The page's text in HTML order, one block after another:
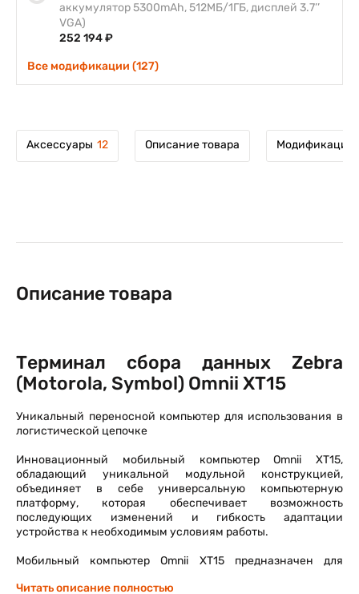
аккумулятор 5300mAh, 512МБ/1ГБ, дисплей 3.7’’
VGA)
252 194 ₽
Все модификации (127)
Аксессуары 12 Описание товара Модификации
Описание товара
Терминал сбора данных Zebra
(Motorola, Symbol) Omnii XT15
Уникальный переносной компьютер для использования в
логистической цепочке
Инновационный мобильный компьютер Omnii XT15,
обладающий уникальной модульной конструкцией,
объединяет в себе универсальную компьютерную
платформу, которая обеспечивает возможность
последующих изменений и гибкость адаптации
устройства к необходимым условиям работы.
Мобильный компьютер Omnii XT15 предназначен для
Читать описание полностью